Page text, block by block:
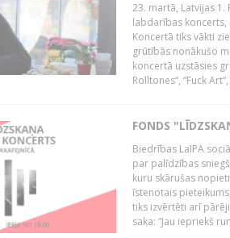
23. martā, Latvijas 1.
labdarības koncerts,
Koncertā tiks vākti
grūtībās nonākušo
koncertā uzstāsies
Rolltones“, “Fuck
FONDS
Biedrības LaIPA
par palīdzības
kuru skārušas
īstenotais
tiks izvērtēti arī
saka: “Jau iepriekš